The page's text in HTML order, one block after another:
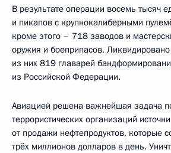
В результате операции восемь тысяч
и пикапов с крупнокалиберными
кроме этого – 718 заводов и
оружия и боеприпасов.
из них 819 главарей
из Российской Федерации.
Авиацией решена важнейшая задача
террористических организаций
от продажи нефтепродуктов, которые
трёх миллионов долларов в день.